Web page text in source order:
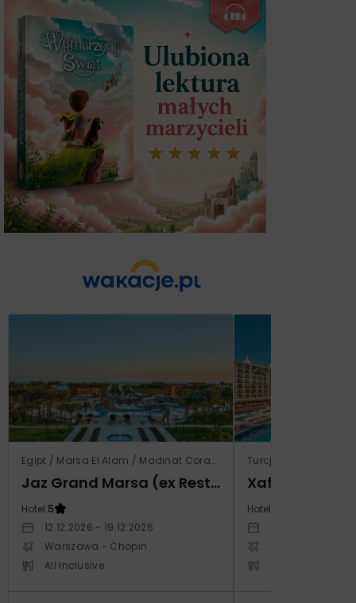
Egipt / Marsa El Alam / Madinat Coraya
Jaz Grand Marsa (ex Resta Grand Resort)
Hotel:5
12.12.2026 - 19.12.2026
Warszawa - Chopin
All Inclusive
Turcja / Riwiera
Xafira Deluxe
Hotel:
Warszawa -